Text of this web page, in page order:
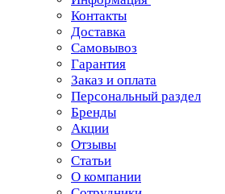
Контакты
Доставка
Самовывоз
Гарантия
Заказ и оплата
Персональный раздел
Бренды
Акции
Отзывы
Статьи
О компании